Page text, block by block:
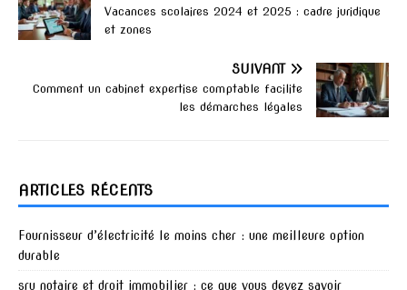
Vacances scolaires 2024 et 2025 : cadre juridique
et zones
SUIVANT
Comment un cabinet expertise comptable facilite
les démarches légales
ARTICLES RÉCENTS
Fournisseur d’électricité le moins cher : une meilleure option
durable
sru notaire et droit immobilier : ce que vous devez savoir